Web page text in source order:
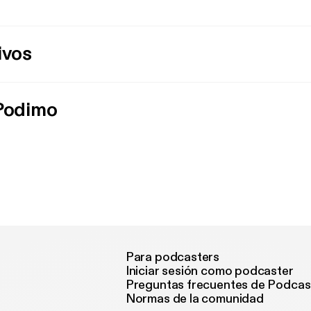
Para podcasters
Iniciar sesión como podcaster
Preguntas frecuentes de
Normas de la comunidad